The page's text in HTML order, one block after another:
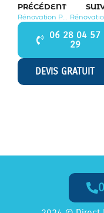
PRÉCÉDENT
Rénovation Paroy 77520
06 28 04 57
29
DEVIS GRATUIT